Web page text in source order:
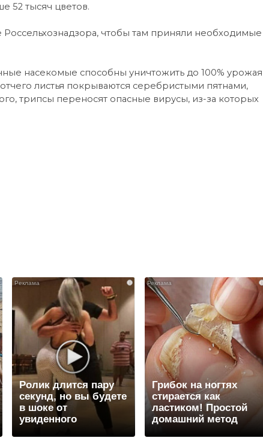
52 тысяч цветов.
чтобы там приняли необходимые
насекомые способны уничтожить до 100% урожая
листья покрываются серебристыми пятнами,
трипсы переносят опасные вирусы, из-за которых
i
Ролик длится пару
секунд, но вы будете
в шоке от
увиденного
i
Грибок на ногтях
стирается как
ластиком! Простой
домашний метод